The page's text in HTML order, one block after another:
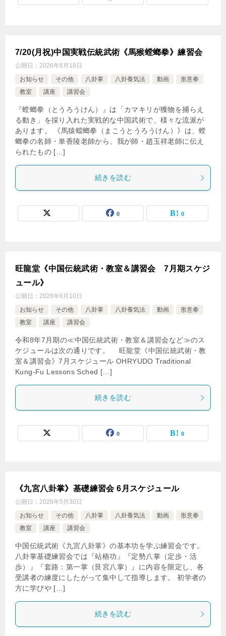
7/20(月祝)中国実戦伝統武術《馬猴螳螂拳》練習会
公開日： 2026年6月18日
お知らせ
その他 八卦掌 八卦養気法 動画
形意拳
教室
講座 講習会
『螳螂拳（とうろうけん）』は「カマキリが獲物を捕らえ
る動き」を採り入れた実戦的な中国武術で、様々な流派が
あります。 《馬猿蟷螂拳（まこうとうろうけん）》は、螳
螂拳の名師・単香陵老師から、我が師・趙玉祥老師に伝え
られたもの […]
続きを読む
0 0
旺龍堂《中国伝統武術・教室＆講習会 7月期スケジ
ュール》
公開日： 2026年6月10日
お知らせ
その他 八卦掌 八卦養気法 動画
形意拳
教室
講座 講習会
令和8年7月期の≪中国伝統武術・教室＆講習会など≫のス
ケジュールは次の通りです。 旺龍堂《中国伝統武術・教
室＆講習会》7月スケジュール OHRYUDO Traditional
Kung-Fu Lessons Sched […]
続きを読む
0 0
《九宮八卦掌》基礎練習会 6月スケジュール
公開日： 2026年5月30日
お知らせ
その他 八卦掌 八卦養気法 動画
形意拳
教室
講座 講習会
中国伝統武術《九宮八卦掌》の基本功を学ぶ練習会です。
八卦掌基礎練習会では『站樁功』『定勢八掌（定歩・活
歩）』『套路：第一掌（艮宮八掌）』に内容を限定し、各
受講者の練度にしたがって集中して指導します。 初学者の
方に学びや […]
続きを読む